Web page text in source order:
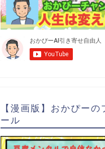
【漫画版】おかぴーの
ール